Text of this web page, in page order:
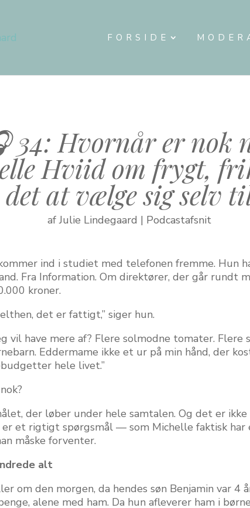
FORSIDE
34: Hvornår er nok
Hviid om frygt,
det at vælge sig selv
afJulie Lindegaard | Podcastafsnit
ind i studiet med telefonen fremme. Hun
Fra Information. Om direktører, der går rundt
kroner.
det er fattigt,” siger hun.
vil have mere af? Flere solmodne tomater. Flere
Eddermame ikke et ur på min hånd, der
hele livet.”
der løber under hele samtalen. Og det er
et rigtigt spørgsmål — som Michelle faktisk har
måske forventer.
alt
om den morgen, da hendes søn Benjamin var 4
alene med ham. Da hun afleverer ham i